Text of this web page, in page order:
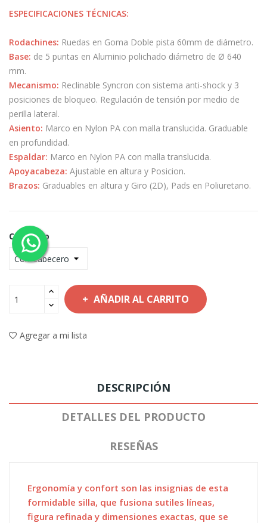
ESPECIFICACIONES TÉCNICAS:
Rodachines: Ruedas en Goma Doble pista 60mm de diámetro.
Base: de 5 puntas en Aluminio polichado diámetro de Ø 640
mm.
Mecanismo: Reclinable Syncron con sistema anti-shock y 3
posiciones de bloqueo. Regulación de tensión por medio de
perilla lateral.
Asiento: Marco en Nylon PA con malla translucida. Graduable
en profundidad.
Espaldar: Marco en Nylon PA con malla translucida.
Apoyacabeza: Ajustable en altura y Posicion.
Brazos: Graduables en altura y Giro (2D), Pads en Poliuretano.
Cabecero
AÑADIR AL CARRITO
Agregar a mi lista
DESCRIPCIÓN
DETALLES DEL PRODUCTO
RESEÑAS
Ergonomía y confort son las insignias de esta
formidable silla, que fusiona sutiles líneas,
figura refinada y dimensiones exactas, que se